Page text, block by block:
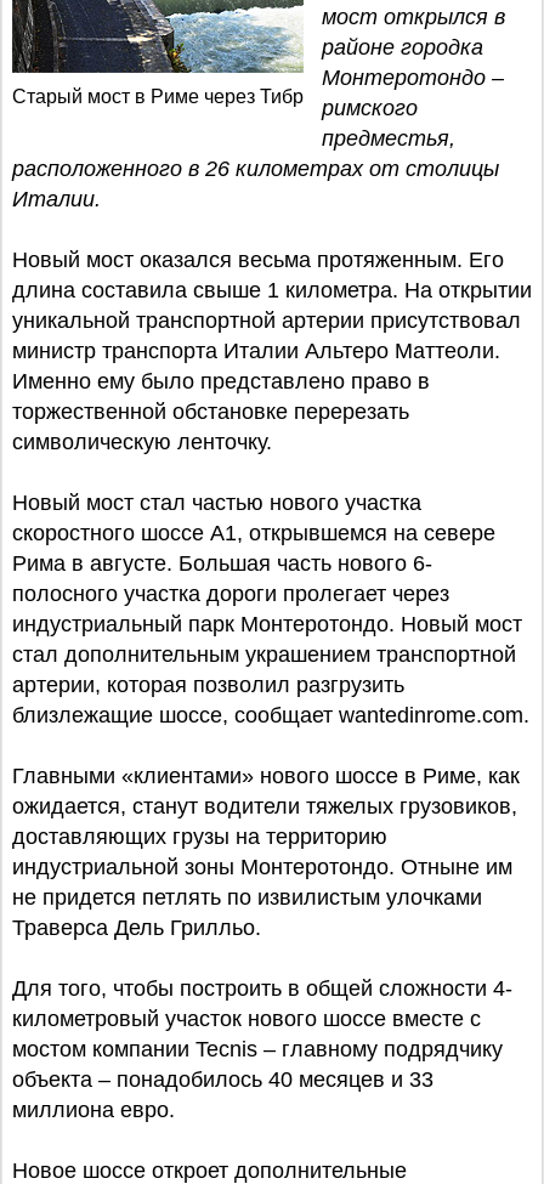
Старый мост в Риме через Тибр
мост открылся в
районе городка
Монтеротондо –
римского
предместья,
расположенного в 26 километрах от столицы
Италии.
Новый мост оказался весьма протяженным. Его
длина составила свыше 1 километра. На открытии
уникальной транспортной артерии присутствовал
министр транспорта Италии Альтеро Маттеоли.
Именно ему было представлено право в
торжественной обстановке перерезать
символическую ленточку.
Новый мост стал частью нового участка
скоростного шоссе A1, открывшемся на севере
Рима в августе. Большая часть нового 6-
полосного участка дороги пролегает через
индустриальный парк Монтеротондо. Новый мост
стал дополнительным украшением транспортной
артерии, которая позволил разгрузить
близлежащие шоссе, сообщает wantedinrome.com.
Главными «клиентами» нового шоссе в Риме, как
ожидается, станут водители тяжелых грузовиков,
доставляющих грузы на территорию
индустриальной зоны Монтеротондо. Отныне им
не придется петлять по извилистым улочками
Траверса Дель Грилльо.
Для того, чтобы построить в общей сложности 4-
километровый участок нового шоссе вместе с
мостом компании Tecnis – главному подрядчику
объекта – понадобилось 40 месяцев и 33
миллиона евро.
Новое шоссе откроет дополнительные